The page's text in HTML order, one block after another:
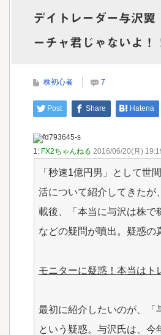
ワイ「iPhone高いなあAndroidに
韓国サッカーのイメージが墜落
Powered by livedoor 相互RSS
デイトレーダー与沢
ーチャ君じゃないよ！
株初心者 7
Post Share Hatena
1: FX2ちゃんねる 2016/06/20(月)
「秒速1億円男」として世
活について紹介してきたが
載後、「本当に与沢は株で
などの疑問が噴出。疑惑の
モニターに疑惑！本当はト
最初に紹介したいのが、「
という疑惑。与沢氏は、